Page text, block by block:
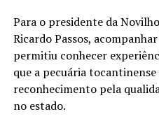
Para o presidente da
Ricardo Passos,
permitiu conhecer
que a pecuária
reconhecimento pela
no estado.